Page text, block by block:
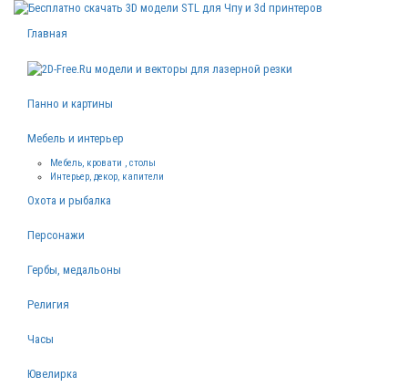
Главная
Панно и картины
Мебель и интерьер
Мебель, кровати , столы
Интерьер, декор, капители
Охота и рыбалка
Персонажи
Гербы, медальоны
Религия
Часы
Ювелирка